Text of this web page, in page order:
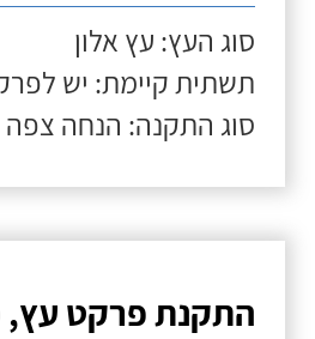
סוג העץ: עץ אלון
תשתית קיימת: יש
סוג התקנה: הנחה צפה
התקנת פרקט